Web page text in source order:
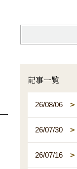
記事一覧
26/08/06
26/07/30
26/07/16